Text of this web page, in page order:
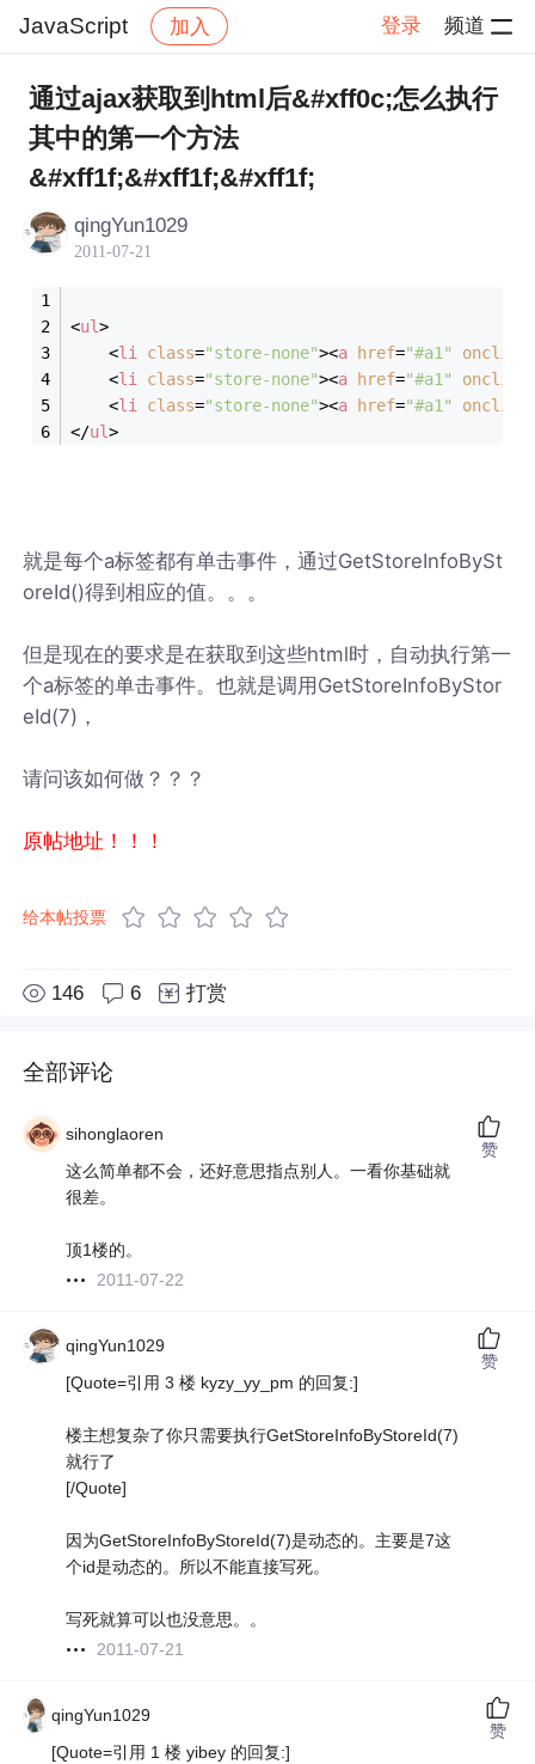
JavaScript 加入 登录 频道
社区 JavaScript 帖子详情
通过ajax获取到html后&#xff0c;怎么执行
其中的第一个方法
&#xff1f;&#xff1f;&#xff1f;
qingYun1029
2011-07-21
<ul>
<li class="store-none"><a href="#a1" onclick
<li class="store-none"><a href="#a1" onclick
<li class="store-none"><a href="#a1" onclick
</ul>
就是每个a标签都有单击事件，通过GetStoreInfoBySt
oreId()得到相应的值。。。
但是现在的要求是在获取到这些html时，自动执行第一
个a标签的单击事件。也就是调用GetStoreInfoByStor
eId(7)，
请问该如何做？？？
原帖地址！！！
给本帖投票
146 6 打赏
全部评论
sihonglaoren
这么简单都不会，还好意思指点别人。一看你基础就
很差。
顶1楼的。
2011-07-22
赞
qingYun1029
[Quote=引用 3 楼 kyzy_yy_pm 的回复:]
楼主想复杂了你只需要执行GetStoreInfoByStoreId(7)
就行了
[/Quote]
因为GetStoreInfoByStoreId(7)是动态的。主要是7这
个id是动态的。所以不能直接写死。
写死就算可以也没意思。。
2011-07-21
赞
qingYun1029
[Quote=引用 1 楼 yibey 的回复:]
赞